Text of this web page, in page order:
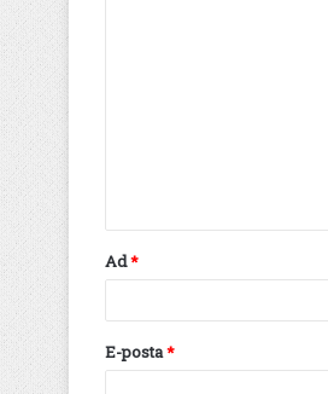
Ad*
E-posta*